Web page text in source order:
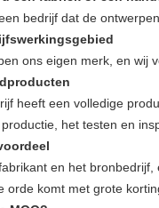
bedrijf dat de
ons eigen merk, en wij
heeft een volledige
het testen en
en het
orde komt met grote